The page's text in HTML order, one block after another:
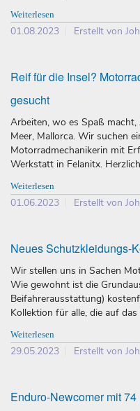
Weiterlesen
01.08.2023 Erstellt von
Reif für die Insel?
gesucht
Arbeiten, wo es Spaß
Meer, Mallorca. Wir suchen
Motorradmechanikerin mit
Werkstatt in Felanitx.
Weiterlesen
01.06.2023 Erstellt von
Neues Schutzkleidungs-
Wir stellen uns in Sachen
Wie gewohnt ist die
Beifahrerausstattung)
Kollektion für alle, die auf
Weiterlesen
29.05.2023 Erstellt von
Enduro-Newcomer mit 74